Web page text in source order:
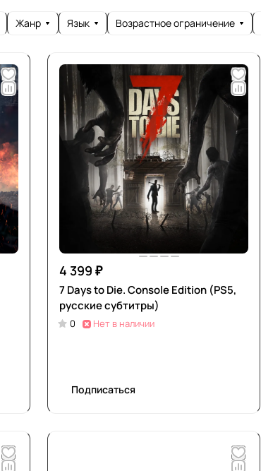
Жанр Язык Возрастное ограничение
4 399 ₽
7 Days to Die. Console Edition (PS5,
русские субтитры)
0 Нет в наличии
Подписаться